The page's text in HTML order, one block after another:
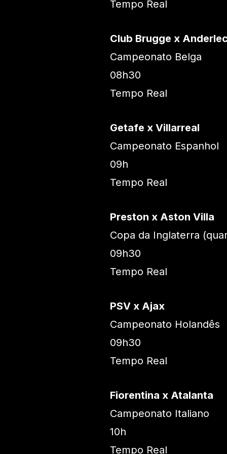
Tempo Real
Club Brugge x
Campeonato Belga
08h30
Tempo Real
Getafe x Villarreal
Campeonato Espanhol
09h
Tempo Real
Preston x Aston Villa
Copa da Inglaterra
09h30
Tempo Real
PSV x Ajax
Campeonato Holandês
09h30
Tempo Real
Fiorentina x Atalanta
Campeonato Italiano
10h
Tempo Real